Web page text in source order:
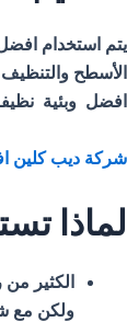
يتم استخدام
الأسطح والتنظيف
افضل وبئية
شركة ديب كلين
لماذا
الكثير
ولكن مع